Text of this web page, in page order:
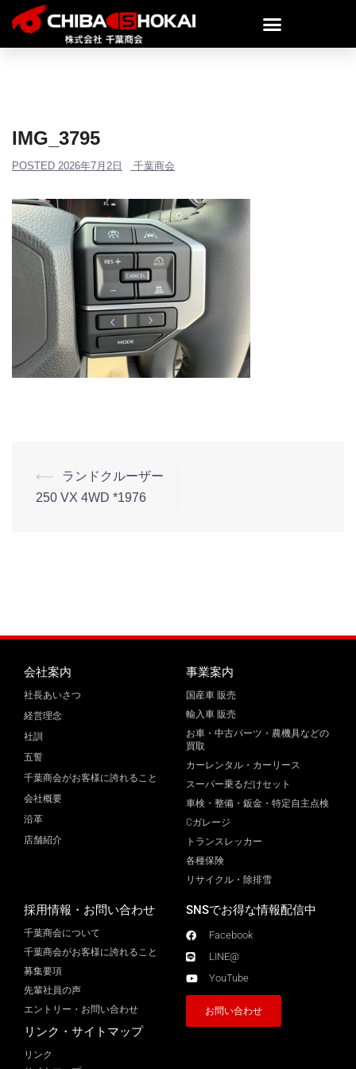
IMG_3795
POSTED 2026年7月2日 千葉商会
⟵
ランドクルーザー
250 VX 4WD *1976
会社案内
社長あいさつ
経営理念
社訓
五誓
千葉商会がお客様に誇れること
会社概要
沿革
店舗紹介
事業案内
国産車 販売
輸入車 販売
お車・中古パーツ・農機具などの
買取
カーレンタル・カーリース
スーパー乗るだけセット
車検・整備・鈑金・特定自主点検
Cガレージ
トランスレッカー
各種保険
リサイクル・除排雪
採用情報・お問い合わせ
千葉商会について
千葉商会がお客様に誇れること​
募集要項
先輩社員の声
エントリー・お問い合わせ
リンク・サイトマップ
リンク
SNSでお得な情報配信中
Facebook
LINE@
YouTube
お問い合わせ